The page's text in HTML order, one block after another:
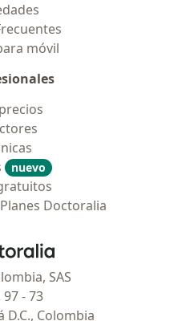
móvil
nuevo
Doctoralia
- Página de inicio
SAS
97 - 73
Colombia